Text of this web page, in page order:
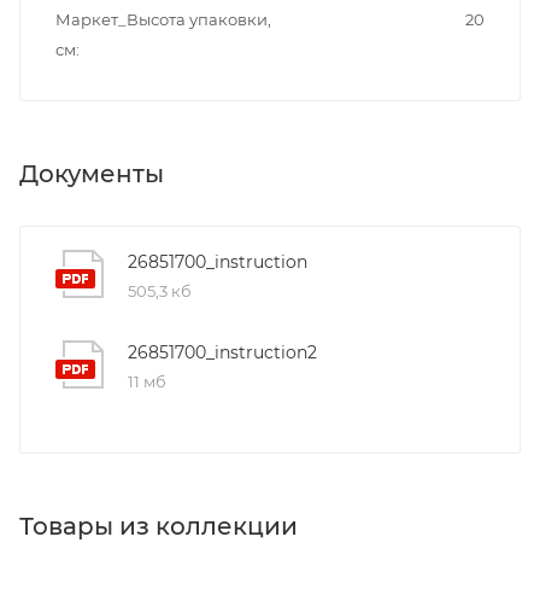
Маркет_Высота упаковки,
см
20
Документы
26851700_instruction
505,3 кб
26851700_instruction2
11 мб
Товары из коллекции